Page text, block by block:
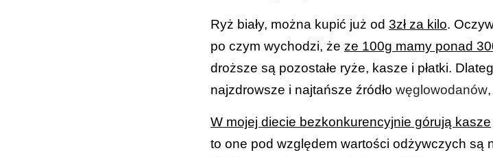
Ryż biały, można kupić już od 3zł za kilo.
po czym wychodzi, że ze 100g mamy ponad
droższe są pozostałe ryże, kasze i płatki.
najzdrowsze i najtańsze źródło węglowodanów
W mojej diecie bezkonkurencyjnie górują kasze
to one pod względem wartości odżywczych są